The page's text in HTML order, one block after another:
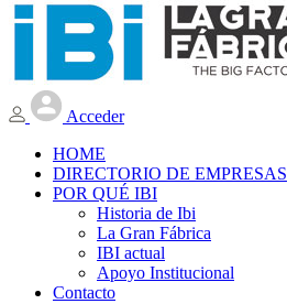
Acceder
HOME
DIRECTORIO DE EMPRESAS
POR QUÉ IBI
Historia de Ibi
La Gran Fábrica
IBI actual
Apoyo Institucional
Contacto